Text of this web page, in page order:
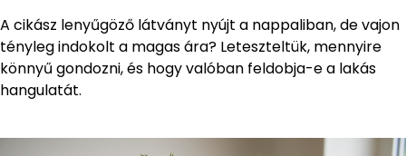
A cikász lenyűgöző látványt nyújt a nappaliban, de vajon
tényleg indokolt a magas ára? Leteszteltük, mennyire
könnyű gondozni, és hogy valóban feldobja-e a lakás
hangulatát.